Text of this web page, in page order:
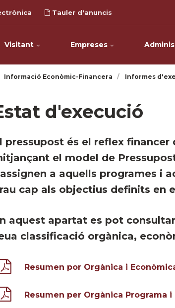
Tauler d'anuncis
Visitant Empreses
Informació Econòmic-Financera Informes
d'execució
pressupost és el reflex
el model de
a aquells programes i
cap als objectius definits en
aquest apartat es pot
classificació orgànica,
Resumen por Orgànica i
Resumen per Orgànica Programa i